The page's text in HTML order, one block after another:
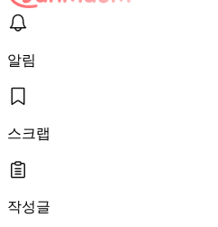
알림
스크랩
작성글